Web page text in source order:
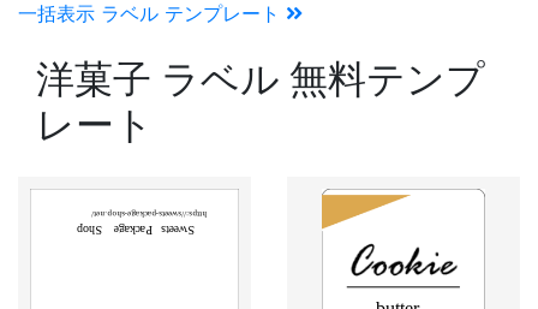
一括表示 ラベル テンプレート
洋菓子 ラベル 無料テンプ
レート